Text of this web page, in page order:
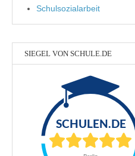
Schulsozialarbeit
SIEGEL VON SCHULE.DE